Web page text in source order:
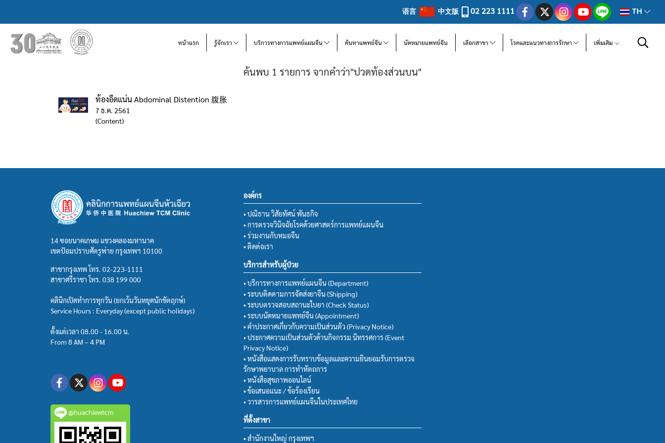
语言 中文版 02 223 1111 TH
หน้าแรก รู้จักเรา บริการทางการแพทย์แผนจีน ค้นหาแพทย์จีน นัดหมายแพทย์จีน เลือกสาขา โรคและแนวทางการรักษา เพิ่มเติม
ค้นพบ 1 รายการ จากคำว่า"ปวดท้องส่วนบน"
ท้องอืดแน่น Abdominal Distention 腹胀
7 ธ.ค. 2561
(Content)
14 ซอยนาคเกษม แขวงคลองมหานาค
เขตป้อมปราบศัตรูพ่าย กรุงเทพฯ 10100
สาขากรุงเทพ โทร. 02-223-1111
สาขาศรีราชา โทร. 038 199 000
คลินิกเปิดทำการทุกวัน (ยกเว้นวันหยุดนักขัตฤกษ์)
Service Hours : Everyday (except public holidays)
ตั้งแต่เวลา 08.00 - 16.00 น.
From 8 AM – 4 PM
@huachiewtcm
องค์กร
• ปณิธาน วิสัยทัศน์ พันธกิจ
• การตรวจวินิจฉัยโรคด้วยศาสตร์การแพทย์แผนจีน
• ร่วมงานกับหมอจีน
• ติดต่อเรา
บริการสำหรับผู้ป่วย
• บริการทางการแพทย์แผนจีน (Department)
• ระบบติดตามการจัดส่งยาจีน (Shipping)
• ระบบตรวจสอบสถานะใบยา (Check Status)
• ระบบนัดหมายแพทย์จีน (Appointment)
• คำประกาศเกี่ยวกับความเป็นส่วนตัว (Privacy Notice)
• ประกาศความเป็นส่วนตัวด้านกิจกรรม นิทรรศการ (Event
Privacy Notice)
• หนังสือแสดงการรับทราบข้อมูลและความยินยอมรับการตรวจ
รักษาพยาบาล การทำหัตถการ
• หนังสือสุขภาพออนไลน์
• ข้อเสนอแนะ / ข้อร้องเรียน
• วารสารการแพทย์แผนจีนในประเทศไทย
ที่ตั้งสาขา
• สำนักงานใหญ่ กรุงเทพฯ